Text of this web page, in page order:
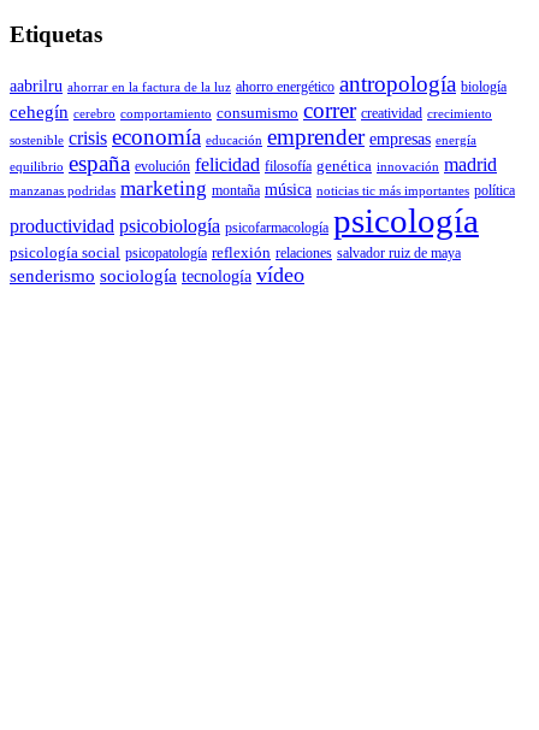
Etiquetas
aabrilru ahorrar en la factura de la luz ahorro energético antropología biología
cehegín cerebro comportamiento consumismo correr creatividad crecimiento
sostenible crisis economía educación emprender empresas energía
equilibrio españa evolución felicidad filosofía genética innovación madrid
manzanas podridas marketing montaña música noticias tic más importantes política
productividad psicobiología psicofarmacología psicología
psicología social psicopatología reflexión relaciones salvador ruiz de maya
senderismo sociología tecnología vídeo